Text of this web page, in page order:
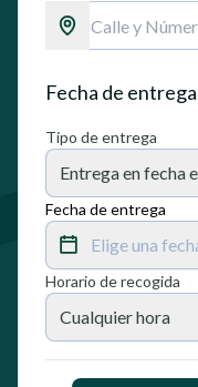
Fecha de
Tipo de entrega
Entrega en fecha
Fecha de entrega
Elige una
Horario de recogida
Cualquier hora